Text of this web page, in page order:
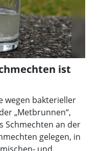
ist
wegen bakterieller
„Metbrunnen“,
Schmechten an der
gelegen, in